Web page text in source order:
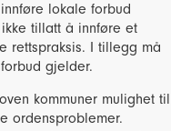
lokale forbud
tillatt å innføre et
rettspraksis. I tillegg må
gjelder.
kommuner mulighet til
ordensproblemer.